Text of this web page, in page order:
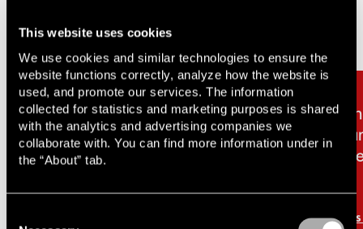
This website uses cookies
We use cookies and similar technologies to ensure the
website functions correctly, analyze how the website is
used, and promote our services. The information
collected for statistics and marketing purposes is shared
with the analytics and advertising companies we
collaborate with. You can find more information under in
the “About” tab.
Lindahl legal rådgivare till
Guldbrev i samband med
notering på Nasdaq First